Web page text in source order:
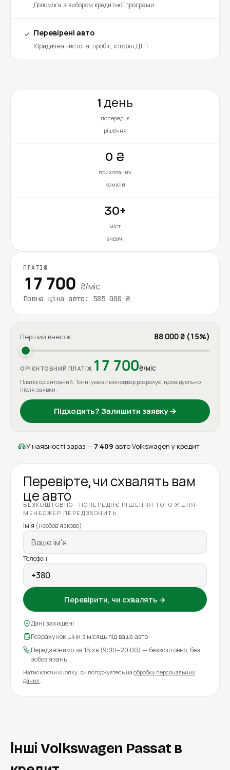
Допомога з вибором кредитної програми
Перевірені авто
Юридична чистота, пробіг, історія ДТП
1 день
попереднє
рішення
0 ₴
прихованих
комісій
30+
міст
видачі
ПЛАТІЖ
17 700 ₴/міс
Повна ціна авто: 585 000 ₴
Перший внесок 88 000 ₴ (15%)
ОРІЄНТОВНИЙ ПЛАТІЖ 17 700₴/міс
Платіж орієнтовний. Точні умови менеджер розрахує індивідуально
після заявки.
Підходить? Залишити заявку →
У наявності зараз — 7 409 авто Volkswagen у кредит
Перевірте, чи схвалять вам
це авто
БЕЗКОШТОВНО · ПОПЕРЕДНЄ РІШЕННЯ ТОГО Ж ДНЯ ·
МЕНЕДЖЕР ПЕРЕДЗВОНИТЬ
Ім'я (необов'язково)
Телефон
Перевірити, чи схвалять →
Дані захищені
Розрахунок ціни в місяць під ваше авто
Передзвонимо за 15 хв (9:00–20:00) — безкоштовно, без
зобов'язань
Натискаючи кнопку, ви погоджуєтесь на обробку персональних
даних.
Інші Volkswagen Passat в